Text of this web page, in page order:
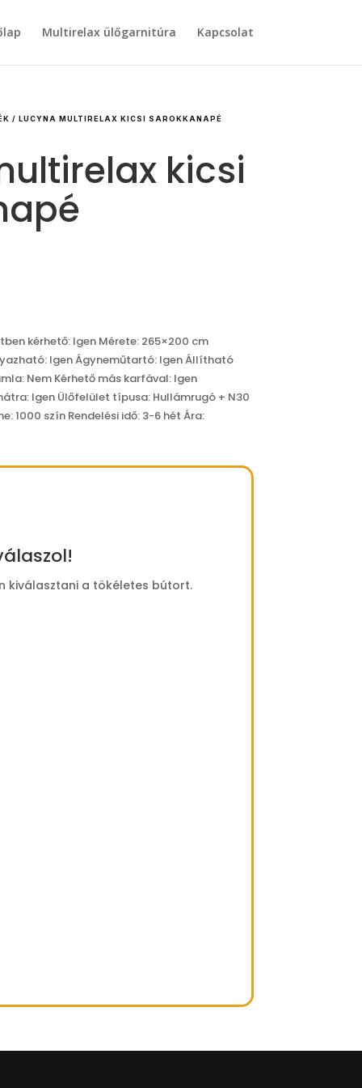
Multirelax ülőgarnitúra Kapcsolat
/ LUCYNA MULTIRELAX KICSI SAROKKANAPÉ
kicsi
kérhető: Igen Mérete: 265×200 cm
Igen Ágyneműtartó: Igen Állítható
Nem Kérhető más karfával: Igen
Igen Ülőfelület típusa: Hullámrugó + N30
1000 szín Rendelési idő: 3-6 hét Ára:
kiválasztani a tökéletes bútort.